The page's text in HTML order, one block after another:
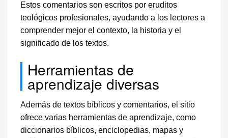
Estos comentarios son escritos por eruditos
teológicos profesionales, ayudando a los lectores a
comprender mejor el contexto, la historia y el
significado de los textos.
Herramientas de
aprendizaje diversas
Además de textos bíblicos y comentarios, el sitio
ofrece varias herramientas de aprendizaje, como
diccionarios bíblicos, enciclopedias, mapas y